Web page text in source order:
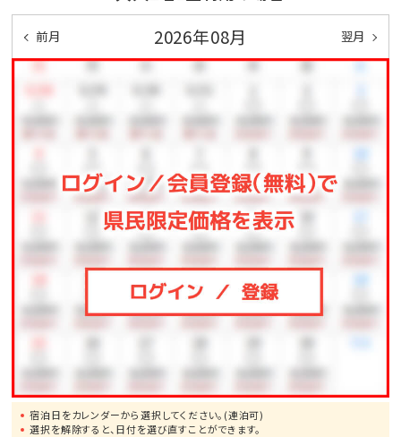
４：００ ５：００〜９：００
【泉質】単純泉 無色透明のお湯です。
内湯・露天・サウナ・水風呂がございます。
前月 2026年08月 翌月
宿泊日をカレンダーから選択してください。(連泊可)
選択を解除すると、日付を選び直すことができます。